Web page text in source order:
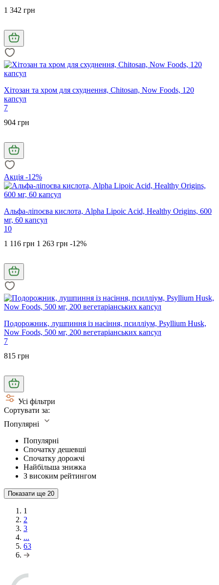
1 342 грн
Хітозан та хром для схуднення, Chitosan, Now Foods, 120
капсул
7
904 грн
Акція -12%
Альфа-ліпоєва кислота, Alpha Lipoic Acid, Healthy Origins, 600
мг, 60 капсул
10
1 116 грн 1 263 грн -12%
Подорожник, лушпиння із насіння, псилліум, Psyllium Husk,
Now Foods, 500 мг, 200 вегетаріанських капсул
7
815 грн
Усі фільтри
Сортувати за:
Популярні
Популярні
Спочатку дешевші
Спочатку дорожчі
Найбільша знижка
З високим рейтингом
Показати ще 20
1
2
3
...
63